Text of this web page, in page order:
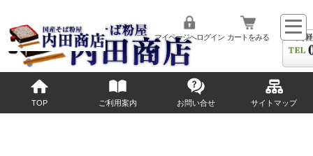
マイページへログイン カートをみる
TOP ご利用案内 お問い合せ サイトマップ